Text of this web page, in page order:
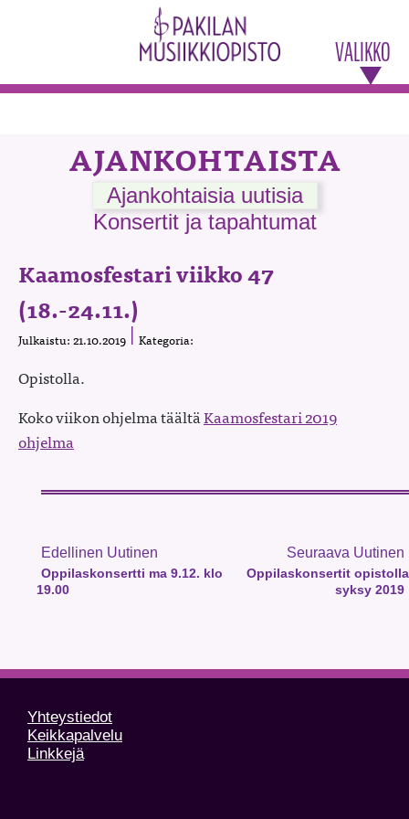
VALIKKO
AJANKOHTAISTA
Ajankohtaisia uutisia
Konsertit ja tapahtumat
Kaamosfestari viikko 47
(18.-24.11.)
Julkaistu: 21.10.2019 Kategoria:
Opistolla.
Koko viikon ohjelma täältäKaamosfestari 2019
ohjelma
Edellinen Uutinen
Oppilaskonsertti ma 9.12. klo
19.00
Seuraava Uutinen
Oppilaskonsertit opistolla
syksy 2019
Yhteystiedot
Keikkapalvelu
Linkkejä